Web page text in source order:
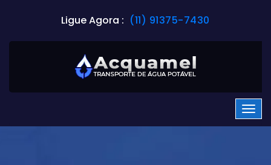
Ligue Agora : (11) 91375-7430